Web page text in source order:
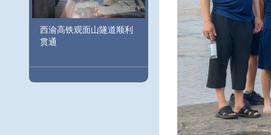
西渝高铁观面山隧道顺利
贯通